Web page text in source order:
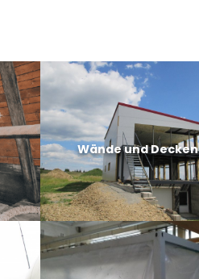
Wände und Decken